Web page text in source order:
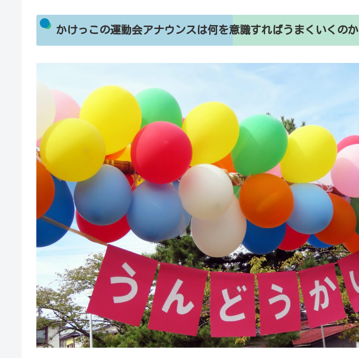
かけっこの運動会アナウンスは何を意識すればうまくいくのか